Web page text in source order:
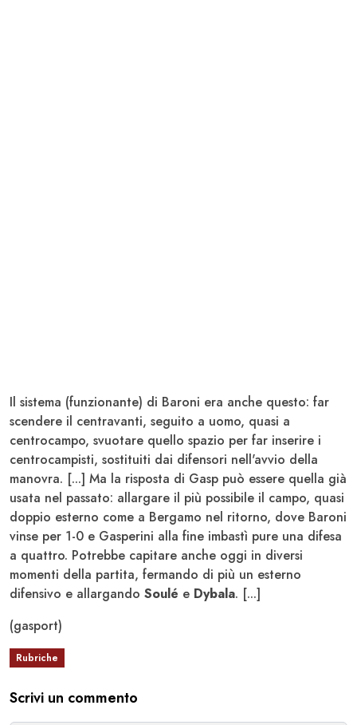
Il sistema (funzionante) di Baroni era anche questo: far
scendere il centravanti, seguito a uomo, quasi a
centrocampo, svuotare quello spazio per far inserire i
centrocampisti, sostituiti dai difensori nell'avvio della
manovra. [...] Ma la risposta di Gasp può essere quella già
usata nel passato: allargare il più possibile il campo, quasi
doppio esterno come a Bergamo nel ritorno, dove Baroni
vinse per 1-0 e Gasperini alla fine imbastì pure una difesa
a quattro. Potrebbe capitare anche oggi in diversi
momenti della partita, fermando di più un esterno
difensivo e allargando Soulé e Dybala. [...]
(gasport)
Rubriche
Scrivi un commento